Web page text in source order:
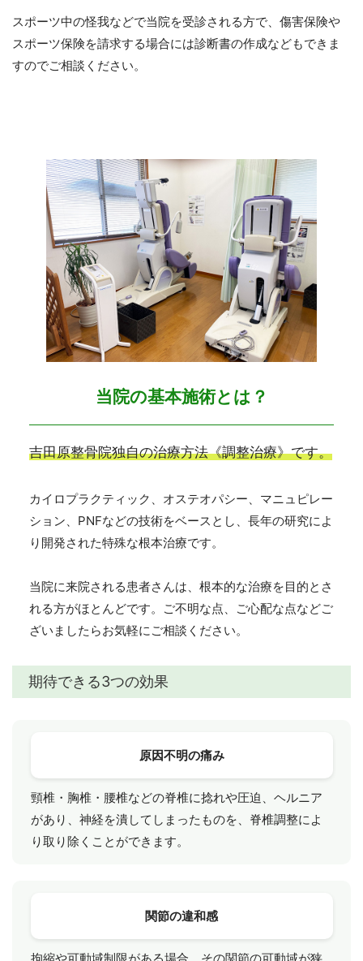
スポーツ中の怪我などで当院を受診される方で、 傷害保険や
スポーツ保険を請求する場合には診断書の作成などもできま
すのでご相談ください。
当院の基本施術とは？
吉田原整骨院独自の治療方法《調整治療》です。
カイロプラクティック、オステオパシー、マニュピレー
ション、PNFなどの技術をベースとし、長年の研究によ
り開発された特殊な根本治療です。
当院に来院される患者さんは、根本的な治療を目的とさ
れる方がほとんどです。ご不明な点、ご心配な点などご
ざいましたらお気軽にご相談ください。
期待できる3つの効果
原因不明の痛み
頸椎・胸椎・腰椎などの脊椎に捻れや圧迫、ヘルニア
があり、神経を潰してしまったものを、脊椎調整によ
り取り除くことができます。
関節の違和感